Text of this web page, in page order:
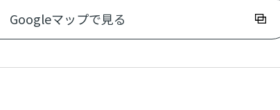
Googleマップで見る